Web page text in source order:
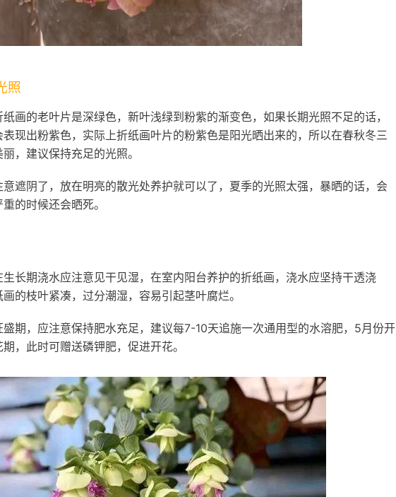
照
画的老叶片是深绿色，新叶浅绿到粉紫的渐变色，如果长期光照不足的话，
现出粉紫色，实际上折纸画叶片的粉紫色是阳光晒出来的，所以在春秋冬三
，建议保持充足的光照。
遮阴了，放在明亮的散光处养护就可以了，夏季的光照太强，暴晒的话，会
的时候还会晒死。
长期浇水应注意见干见湿，在室内阳台养护的折纸画，浇水应坚持干透浇
的枝叶紧凑，过分潮湿，容易引起茎叶腐烂。
期，应注意保持肥水充足，建议每7-10天追施一次通用型的水溶肥，5月份开
，此时可赠送磷钾肥，促进开花。